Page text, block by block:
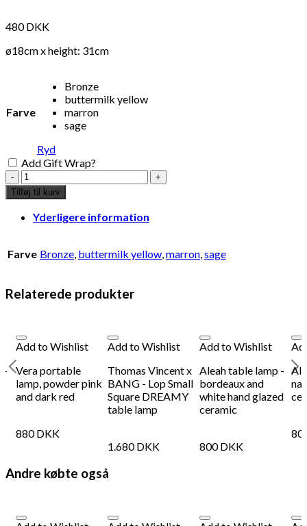
480DKK
ø18cm x height: 31cm
Farve
Bronze
buttermilk yellow
marron
sage
Ryd
Add Gift Wrap?
Pauline
table
lamp
sage
antal
Tilføj til kurv
Yderligere information
Farve Bronze, buttermilk yellow,marron,sage
Relaterede produkter
-
Add to Wishlist
Vera portable
lamp, powder pink
and dark red
880DKK
Add to Wishlist
Thomas Vincent x
BANG - Lop Small
Square DREAMY
table lamp
1.680DKK
Add to Wishlist
Aleah table lamp -
bordeaux and
white hand glazed
ceramic
800DKK
Andre købte også